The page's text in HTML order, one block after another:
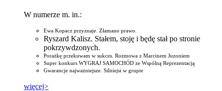
W numerze m. in.:
Ewa Kopacz przyznaje. Złamano prawo.
Ryszard Kalisz. Stałem, stoję i będę stał po stronie
pokrzywdzonych.
Porażkę przekuwam w sukces. Rozmowa z Marcinem Juzoniem
Super konkurs WYGRAJ SAMOCHÓD ze Wspólną Reprezentacją
Gwarancje najważniejsze. Silniejsi w grupie
więcej>